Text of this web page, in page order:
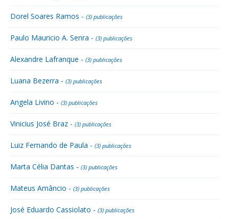
Dorel Soares Ramos - (3) publicações
Paulo Mauricio A. Senra - (3) publicações
Alexandre Lafranque - (3) publicações
Luana Bezerra - (3) publicações
Angela Livino - (3) publicações
Vinicius José Braz - (3) publicações
Luiz Fernando de Paula - (3) publicações
Marta Célia Dantas - (3) publicações
Mateus Amâncio - (3) publicações
José Eduardo Cassiolato - (3) publicações